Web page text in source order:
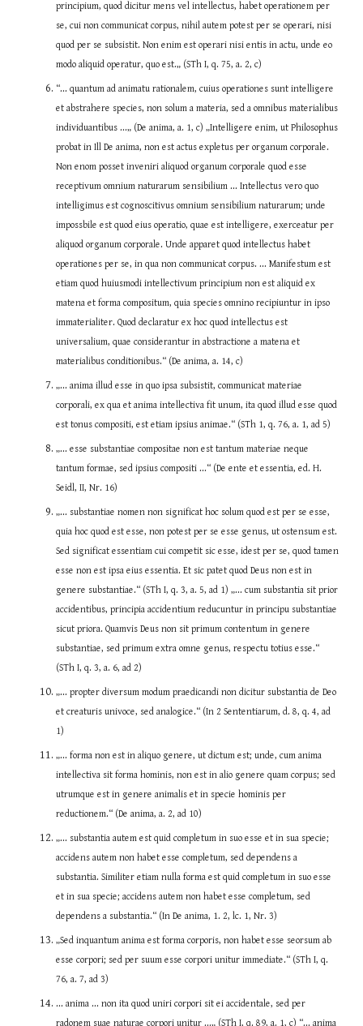
principium, quod dicitur mens vel intellectus, habet operationem per
se, cui non communicat corpus, nihil autem potest per se operari, nisi
quod per se subsistit. Non enim est operari nisi entis in actu, unde eo
modo aliquid operatur, quo est.„ (STh I, q. 75, a. 2, c)
“... quantum ad animatu rationalem, cuius operationes sunt intelligere
et abstrahere species, non solum a materia, sed a omnibus materialibus
individuantibus ...„ (De anima, a. 1, c) „Intelligere enim, ut Philosophus
probat in Ill De anima, non est actus expletus per organum corporale.
Non enom posset inveniri aliquod organum corporale quod esse
receptivum omnium naturarum sensibilium ... Intellectus vero quo
intelligimus est cognoscitivus omnium sensibilium naturarum; unde
impossbile est quod eius operatio, quae est intelligere, exerceatur per
aliquod organum corporale. Unde apparet quod intellectus habet
operationes per se, in qua non communicat corpus. ... Manifestum est
etiam quod huiusmodi intellectivum principium non est aliquid ex
matena et forma compositum, quia species omnino recipiuntur in ipso
immaterialiter. Quod declaratur ex hoc quod intellectus est
universalium, quae considerantur in abstractione a matena et
materialibus conditionibus.“ (De anima, a. 14, c)
„... anima illud esse in quo ipsa subsistit, communicat materiae
corporali, ex qua et anima intellectiva fit unum, ita quod illud esse quod
est tonus compositi, est etiam ipsius animae.“ (STh 1, q. 76, a. 1, ad 5)
„... esse substantiae compositae non est tantum materiae neque
tantum formae, sed ipsius compositi ...“ (De ente et essentia, ed. H.
Seidl, II, Nr. 16)
„... substantiae nomen non significat hoc solum quod est per se esse,
quia hoc quod est esse, non potest per se esse genus, ut ostensum est.
Sed significat essentiam cui competit sic esse, idest per se, quod tamen
esse non est ipsa eius essentia. Et sic patet quod Deus non est in
genere substantiae.“ (STh I, q. 3, a. 5, ad 1) „... cum substantia sit prior
accidentibus, principia accidentium reducuntur in principu substantiae
sicut priora. Quamvis Deus non sit primum contentum in genere
substantiae, sed primum extra omne genus, respectu totius esse.“
(STh I, q. 3, a. 6, ad 2)
„... propter diversum modum praedicandi non dicitur substantia de Deo
et creaturis univoce, sed analogice.“ (In 2 Sententiarum, d. 8, q. 4, ad
1)
„... forma non est in aliquo genere, ut dictum est; unde, cum anima
intellectiva sit forma hominis, non est in alio genere quam corpus; sed
utrumque est in genere animalis et in specie hominis per
reductionem.“ (De anima, a. 2, ad 10)
„... substantia autem est quid completum in suo esse et in sua specie;
accidens autem non habet esse completum, sed dependens a
substantia. Similiter etiam nulla forma est quid completum in suo esse
et in sua specie; accidens autem non habet esse completum, sed
dependens a substantia.“ (In De anima, 1. 2, lc. 1, Nr. 3)
„Sed inquantum anima est forma corporis, non habet esse seorsum ab
esse corpori; sed per suum esse corpori unitur immediate.“ (STh I, q.
76, a. 7, ad 3)
... anima ... non ita quod uniri corpori sit ei accidentale, sed per
radonem suae naturae corpori unitur ...„ (STh I, q. 89, a. 1, c) “... anima